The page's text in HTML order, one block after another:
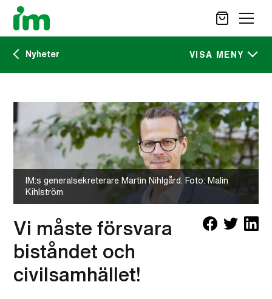
OM IM
VAD VI GÖR
VAD DU KAN GÖRA
SÖK
Nyheter VISA MENY
IM:s tidskrift
IM:s generalsekreterare Martin Nihlgård. Foto: Malin
Kihlström
Vi måste försvara
biståndet och
civilsamhället!